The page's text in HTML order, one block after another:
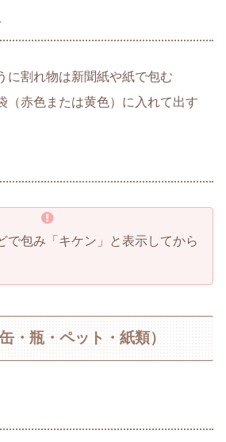
に割れ物は新聞紙や紙で包む
（赤色または黄色）に入れて出す
で包み「キケン」と表示してから
・瓶・ペット・紙類）